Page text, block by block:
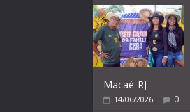
Macaé-RJ
14/06/2026 0